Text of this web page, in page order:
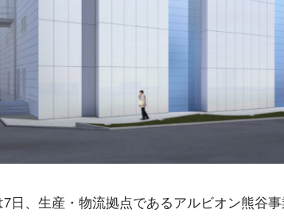
日、生産・物流拠点であるアルビオン熊谷